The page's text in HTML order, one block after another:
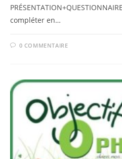
compléter en…
0 COMMENTAIRE